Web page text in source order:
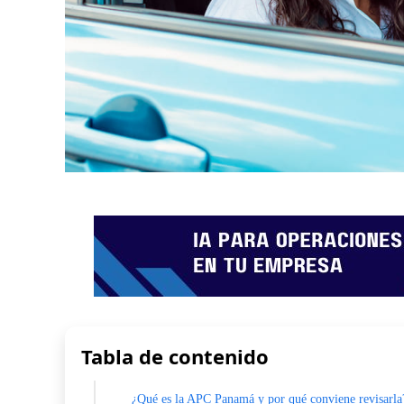
Tabla de contenido
¿Qué es la APC Panamá y por qué conviene